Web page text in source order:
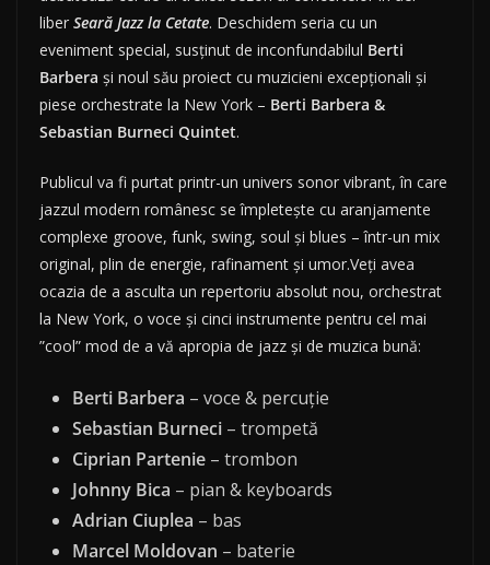
liber Seară Jazz la Cetate. Deschidem seria cu un
eveniment special, susținut de inconfundabilul Berti
Barbera și noul său proiect cu muzicieni excepționali și
piese orchestrate la New York – Berti Barbera &
Sebastian Burneci Quintet.
Publicul va fi purtat printr-un univers sonor vibrant, în care
jazzul modern românesc se împletește cu aranjamente
complexe groove, funk, swing, soul și blues – într-un mix
original, plin de energie, rafinament și umor.Veți avea
ocazia de a asculta un repertoriu absolut nou, orchestrat
la New York, o voce și cinci instrumente pentru cel mai
”cool” mod de a vă apropia de jazz și de muzica bună:
Berti Barbera – voce & percuție
Sebastian Burneci – trompetă
Ciprian Partenie – trombon
Johnny Bica – pian & keyboards
Adrian Ciuplea – bas
Marcel Moldovan – baterie